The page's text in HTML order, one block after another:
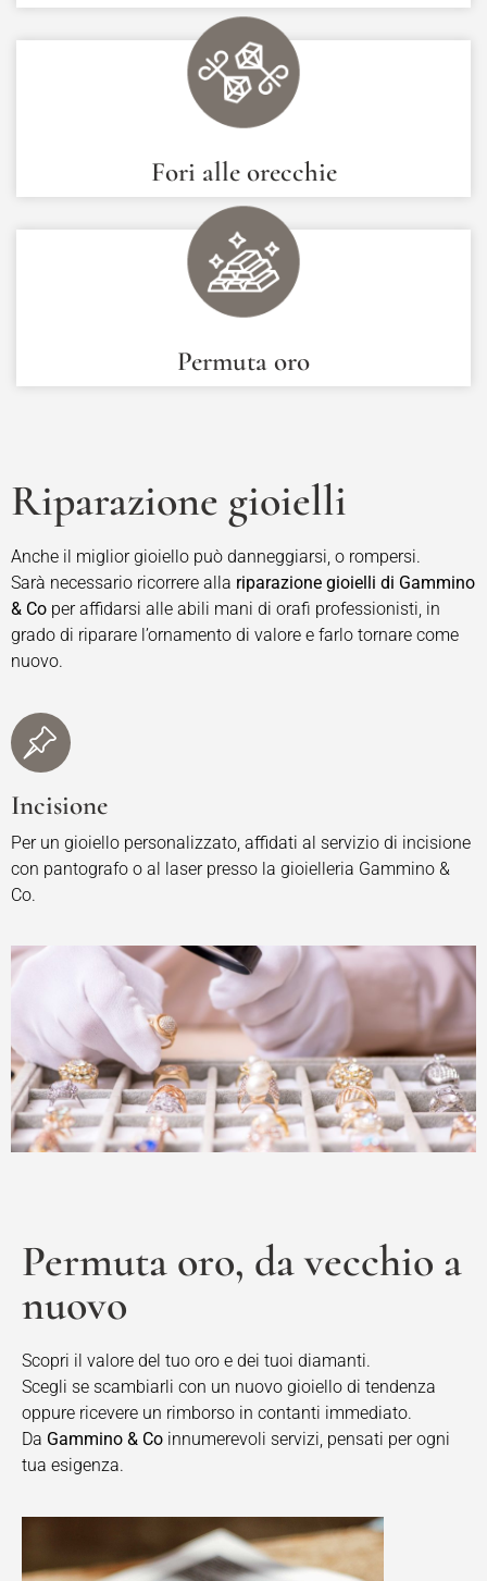
Fori alle orecchie
Permuta oro
Riparazione gioielli
Anche il miglior gioiello può danneggiarsi, o rompersi.
Sarà necessario ricorrere alla riparazione gioielli di Gammino
& Co per affidarsi alle abili mani di orafi professionisti, in
grado di riparare l’ornamento di valore e farlo tornare come
nuovo.
Incisione
Per un gioiello personalizzato, affidati al servizio di incisione
con pantografo o al laser presso la gioielleria Gammino &
Co.
Permuta oro, da vecchio a
nuovo
Scopri il valore del tuo oro e dei tuoi diamanti.
Scegli se scambiarli con un nuovo gioiello di tendenza
oppure ricevere un rimborso in contanti immediato.
Da Gammino & Co innumerevoli servizi, pensati per ogni
tua esigenza.